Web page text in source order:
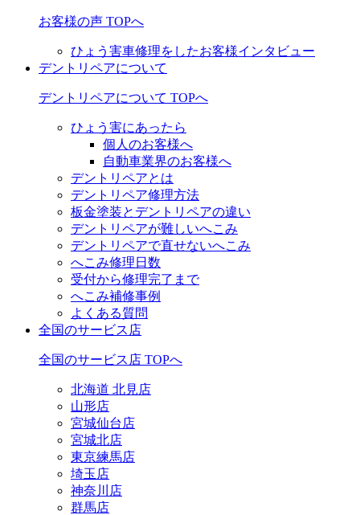
お客様の声 TOPへ
ひょう害車修理をしたお客様インタビュー
デントリペアについて
デントリペアについて TOPへ
ひょう害にあったら
個人のお客様へ
自動車業界のお客様へ
デントリペアとは
デントリペア修理方法
板金塗装とデントリペアの違い
デントリペアが難しいへこみ
デントリペアで直せないへこみ
へこみ修理日数
受付から修理完了まで
へこみ補修事例
よくある質問
全国のサービス店
全国のサービス店 TOPへ
北海道 北見店
山形店
宮城仙台店
宮城北店
東京練馬店
埼玉店
神奈川店
群馬店